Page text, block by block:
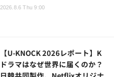
2026.8.6 Thu 9:00
【U-KNOCK 2026レポート】K
ドラマはなぜ世界に届くのか？